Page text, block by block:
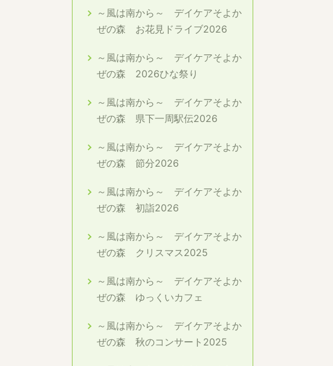
～風は南から～ デイケアそよか
ぜの森 お花見ドライブ2026
～風は南から～ デイケアそよか
ぜの森 2026ひな祭り
～風は南から～ デイケアそよか
ぜの森 県下一周駅伝2026
～風は南から～ デイケアそよか
ぜの森 節分2026
～風は南から～ デイケアそよか
ぜの森 初詣2026
～風は南から～ デイケアそよか
ぜの森 クリスマス2025
～風は南から～ デイケアそよか
ぜの森 ゆっくいカフェ
～風は南から～ デイケアそよか
ぜの森 秋のコンサート2025